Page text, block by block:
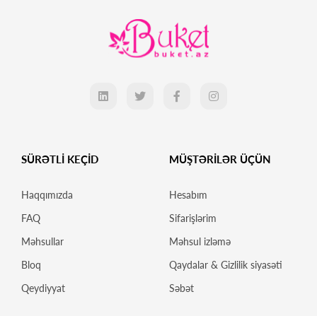
SÜRƏTLİ KEÇİD
Haqqımızda
FAQ
Məhsullar
Bloq
Qeydiyyat
MÜŞTƏRİLƏR ÜÇÜN
Hesabım
Sifarişlərim
Məhsul izləmə
Qaydalar & Gizlilik siyasəti
Səbət